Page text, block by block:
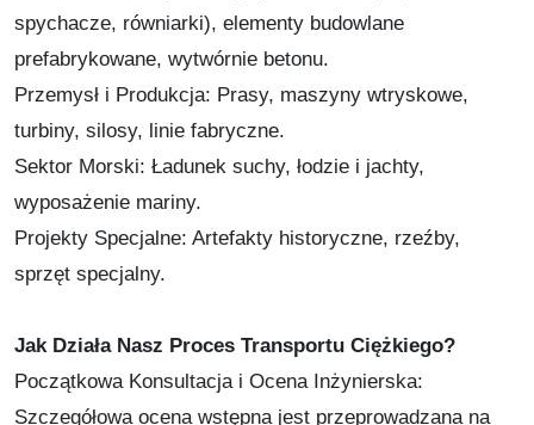
spychacze, równiarki), elementy budowlane
prefabrykowane, wytwórnie betonu.
Przemysł i Produkcja: Prasy, maszyny wtryskowe,
turbiny, silosy, linie fabryczne.
Sektor Morski: Ładunek suchy, łodzie i jachty,
wyposażenie mariny.
Projekty Specjalne: Artefakty historyczne, rzeźby,
sprzęt specjalny.
Jak Działa Nasz Proces Transportu Ciężkiego?
Początkowa Konsultacja i Ocena Inżynierska:
Szczegółowa ocena wstępna jest przeprowadzana na